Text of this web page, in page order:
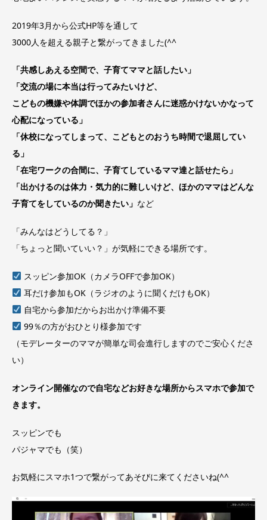
2019年3月から公式HP等を通して
3000人を超える親子と繋がってきました(^^
「共感しあえる空間で、子育てママと話したい」
「交流の場に本当は行ってみたいけど、
こどもの機嫌や体調でほかの参加者さんに迷惑かけないかなって
心配になっている」
「休校になってしまって、こどもとのおうち時間で退屈してい
る」
「在宅ワークの合間に、子育てしているママ達と話せたら」
「出かけるのは体力・気力的に難しいけど、ほかのママはどんな
子育てをしているのか聞きたい」 など
「みんなはどうしてる？」
「ちょっと聞いていい？」が気軽にできる場所です。
スッピン参加OK（カメラOFFで参加OK）
耳だけ参加もOK（ラジオのように聞くだけもOK）
自宅から参加だからお出かけ準備不要
99％の方がおひとり様参加です
（モデレーターのママが簡単な司会進行しますのでご安心くださ
い）
オンライン開催なので自宅などお好きな場所からスマホで参加で
きます。
スッピンでも
パジャマでも（笑）
お気軽にスマホ1つで繋がってあそびに来てくださいね(^^